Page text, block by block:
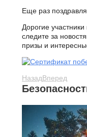
Еще раз
Дорогие
следите за
призы и
НазадВперед